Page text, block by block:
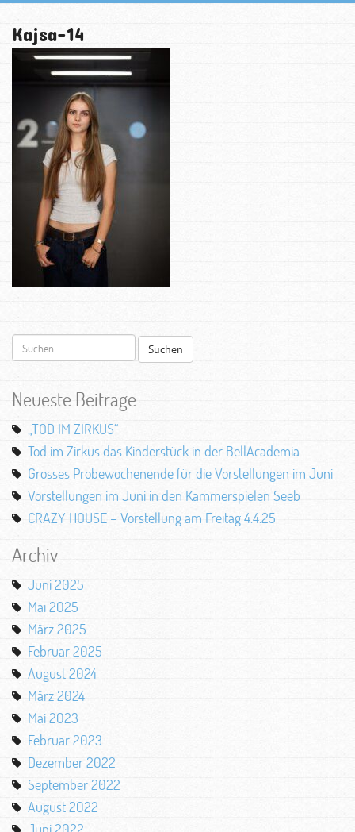
Kajsa-14
Suchen
nach:
Neueste Beiträge
„TOD IM ZIRKUS“
Tod im Zirkus das Kinderstück in der BellAcademia
Grosses Probewochenende für die Vorstellungen im Juni
Vorstellungen im Juni in den Kammerspielen Seeb
CRAZY HOUSE – Vorstellung am Freitag 4.4.25
Archiv
Juni 2025
Mai 2025
März 2025
Februar 2025
August 2024
März 2024
Mai 2023
Februar 2023
Dezember 2022
September 2022
August 2022